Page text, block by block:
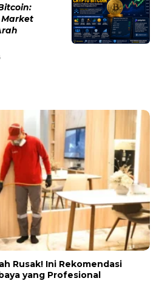
Rusak! Ini Rekomendasi
yang Profesional